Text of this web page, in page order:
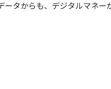
ータからも、デジタルマネー